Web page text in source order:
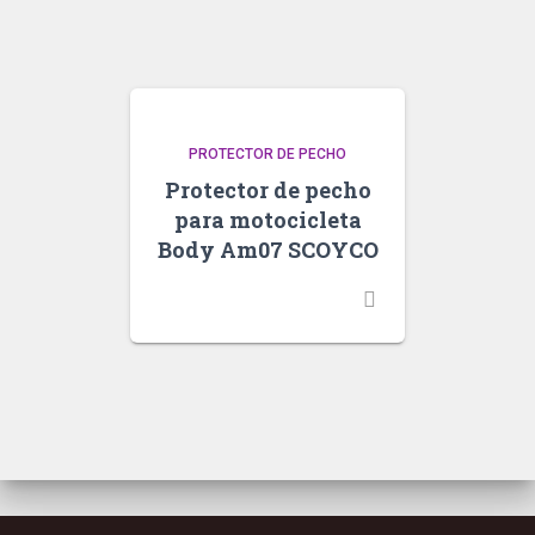
PROTECTOR DE PECHO
Protector de pecho
para motocicleta
Body Am07 SCOYCO